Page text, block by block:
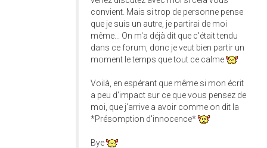
convient. Mais si trop de personne pense
que je suis un autre, je partirai de moi
même... On m'a déjà dit que c'était tendu
dans ce forum, donc je veut bien partir un
moment le temps que tout ce calme
Voilà, en espérant que même si mon écrit
a peu d'impact sur ce que vous pensez de
moi, que j'arrive a avoir comme on dit la
*Présomption d'innocence*
Bye